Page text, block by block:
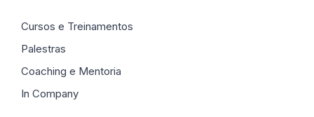
Cursos e Treinamentos
Palestras
Coaching e Mentoria
In Company